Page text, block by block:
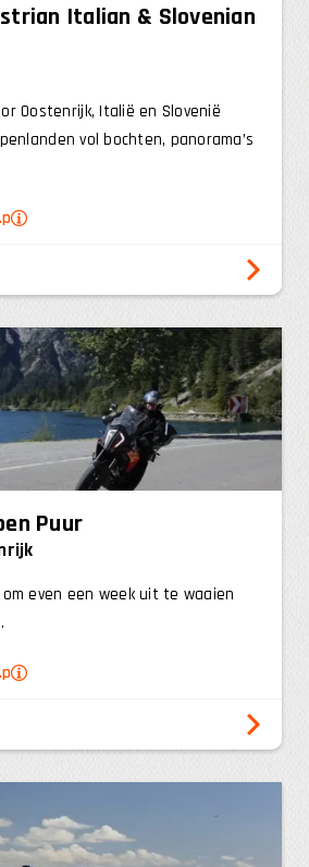
Italian & Slovenian
Oostenrijk, Italië en Slovenië
vol bochten, panorama’s
Puur
even een week uit te waaien